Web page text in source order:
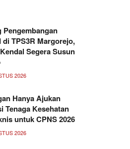
Pengembangan
di TPS3R Margorejo,
Segera Susun
2026
Hanya Ajukan
Tenaga Kesehatan
untuk CPNS 2026
2026